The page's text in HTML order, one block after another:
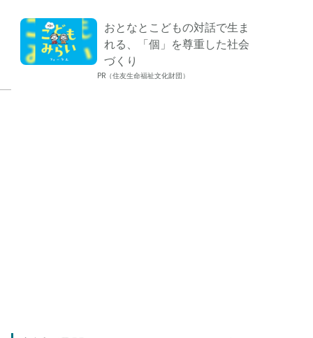
おとなとこどもの対話で生ま
れる、「個」を尊重した社会
づくり
PR（住友生命福祉文化財団）